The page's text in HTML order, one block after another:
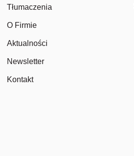
Tłumaczenia
O Firmie
Aktualności
Newsletter
Kontakt